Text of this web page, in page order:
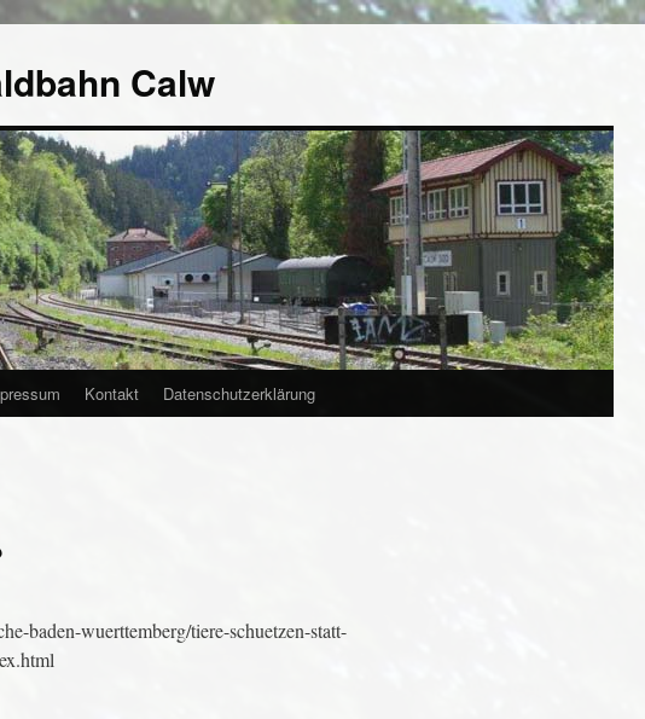
Calw
Kontakt Datenschutzerklärung
baden-wuerttemberg/tiere-schuetzen-statt-